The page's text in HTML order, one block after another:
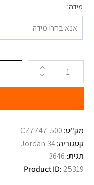
מידה*
אנא בחרו מידה
מק"ט: CZ7747-500
קטגוריה:Jordan 34
תגית: 3646
Product ID: 25319